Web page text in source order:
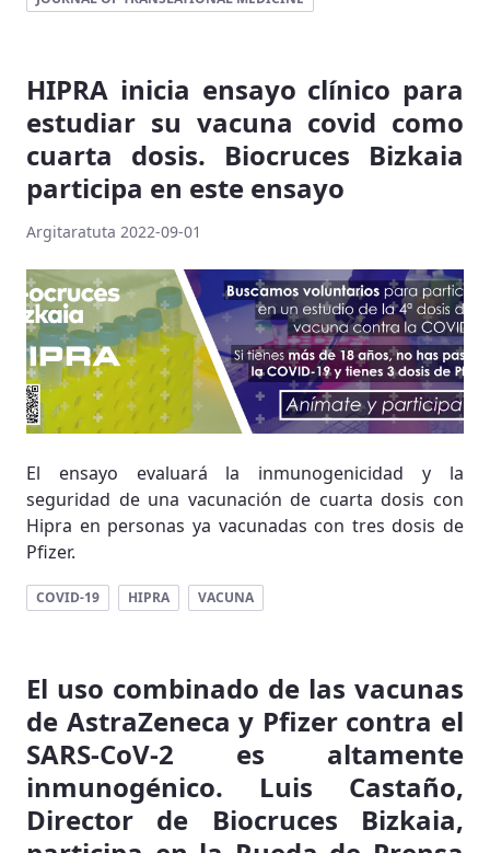
HIPRA inicia ensayo clínico para
estudiar su vacuna covid como
cuarta dosis. Biocruces Bizkaia
participa en este ensayo
Argitaratuta 2022-09-01
El ensayo evaluará la inmunogenicidad y la
seguridad de una vacunación de cuarta dosis con
Hipra en personas ya vacunadas con tres dosis de
Pfizer.
COVID-19 HIPRA VACUNA
El uso combinado de las vacunas
de AstraZeneca y Pfizer contra el
SARS-CoV-2 es altamente
inmunogénico. Luis Castaño,
Director de Biocruces Bizkaia,